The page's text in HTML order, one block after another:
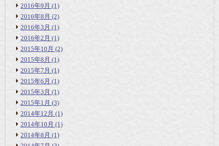
2016年9月 (1)
2016年8月 (2)
2016年3月 (1)
2016年2月 (1)
2015年10月 (2)
2015年8月 (1)
2015年7月 (1)
2015年6月 (1)
2015年3月 (1)
2015年1月 (3)
2014年12月 (1)
2014年10月 (1)
2014年8月 (1)